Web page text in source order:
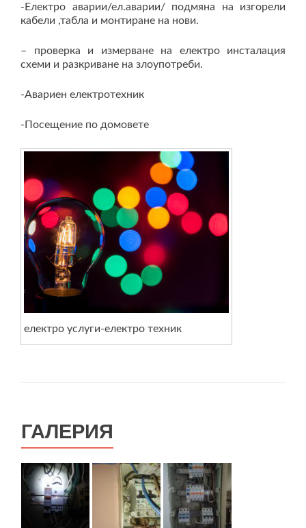
-Електро аварии/ел.аварии/ подмяна на изгорели
кабели ,табла и монтиране на нови.
– проверка и измерване на електро инсталация
схеми и разкриване на злоупотреби.
-Авариен електротехник
-Посещение по домовете
електро услуги-електро техник
ГАЛЕРИЯ